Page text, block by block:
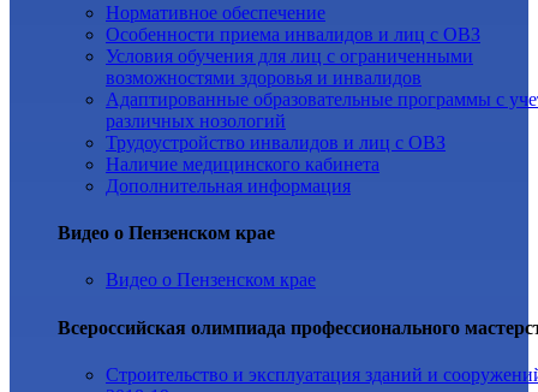
Нормативное обеспечение
Особенности приема инвалидов и лиц с ОВЗ
Условия обучения для лиц с ограниченными
возможностями здоровья и инвалидов
Адаптированные образовательные программы с
различных нозологий
Трудоустройство инвалидов и лиц с ОВЗ
Наличие медицинского кабинета
Дополнительная информация
Видео о Пензенском крае
Видео о Пензенском крае
Всероссийская олимпиада профессионального
Строительство и эксплуатация зданий и